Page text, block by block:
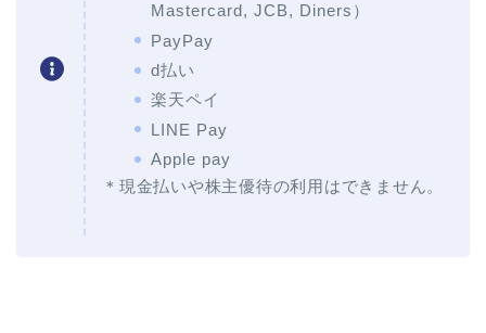
Mastercard, JCB, Diners）
PayPay
d払い
楽天ペイ
LINE Pay
Apple pay
＊現金払いや株主優待の利用はできません。